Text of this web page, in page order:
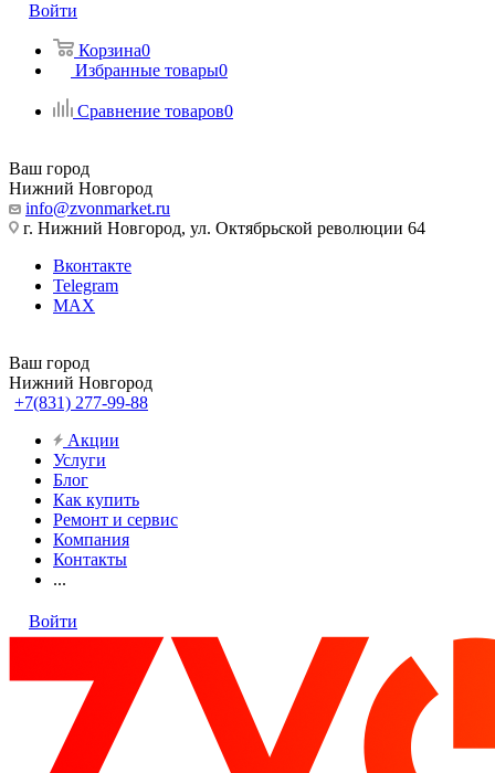
Войти
Корзина0
Избранные товары0
Сравнение товаров0
Ваш город
Нижний Новгород
info@zvonmarket.ru
г. Нижний Новгород, ул. Октябрьской революции 64
Вконтакте
Telegram
MAX
Ваш город
Нижний Новгород
+7(831) 277-99-88
Акции
Услуги
Блог
Как купить
Ремонт и сервис
Компания
Контакты
...
Войти